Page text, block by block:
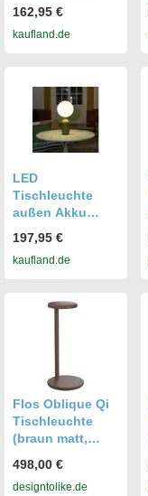
IP65 3000 K
warmweiß 200 lm
Bordeaux Weiß
162,95 €
kaufland.de
LED
Tischleuchte
außen Akku
IP54 3000-6500 K
warmweißes
cm 51.3 cm hoch
197,95 €
kaufland.de
Flos Oblique Qi
Tischleuchte
(braun matt,
K)) braun matt
warmweiß (3000
498,00 €
designtolike.de